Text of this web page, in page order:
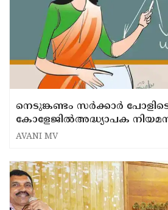
നെടുങ്കണ്ടം സർക്കാർ
കോളേജിൽഅദ്ധ്യാപക
AVANI MV